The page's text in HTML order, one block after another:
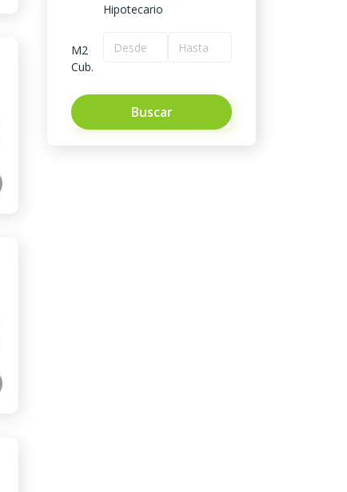
Hipotecario
M2
Cub.
Buscar